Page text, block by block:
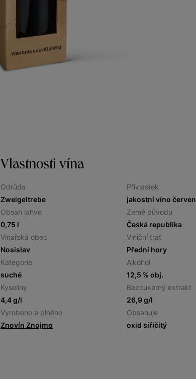
Vlastnosti vína
Odrůda
Zweigeltrebe
Přívlastek
jakostní víno
Obsah lahve
0,75 l
Země původu
Česká republika
Vinařská obec
Nosislav
Viniční trať
Přední hory
Kategorie
suché
Alkohol
12,5 % obj.
Kyseliny
4,4 g/l
Bezcukerný extrakt
26,9 g/l
Vyrobeno a plněno
Znovín Znojmo
Obsahuje
oxid siřičitý